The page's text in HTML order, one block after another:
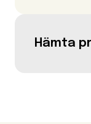
Hämta